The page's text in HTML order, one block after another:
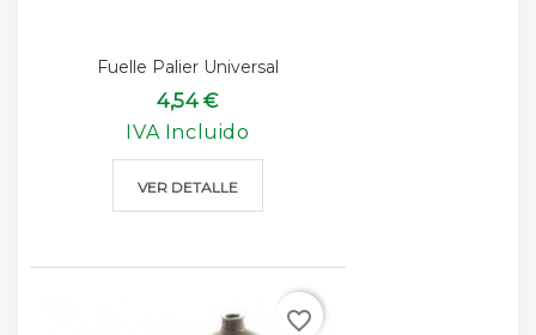
Fuelle Palier Universal
4,54 €
IVA Incluido
VER DETALLE
favorite_border